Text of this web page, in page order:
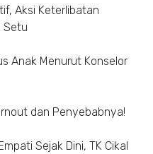
Aksi Keterlibatan
Setu
Anak Menurut Konselor
dan Penyebabnya!
Sejak Dini, TK Cikal